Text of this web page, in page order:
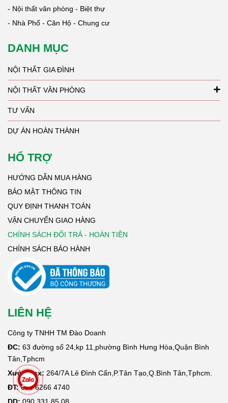
- Nội thất văn phòng - Biệt thự
- Nhà Phố - Căn Hộ - Chung cư
DANH MỤC
NỘI THẤT GIA ĐÌNH
NỘI THẤT VĂN PHÒNG
TƯ VẤN
DỰ ÁN HOÀN THÀNH
HỔ TRỢ
HƯỚNG DẪN MUA HÀNG
BẢO MẬT THÔNG TIN
QUY ĐỊNH THANH TOÁN
VẬN CHUYỂN GIAO HÀNG
CHÍNH SÁCH ĐỔI TRẢ - HOÀN TIỀN
CHÍNH SÁCH BẢO HÀNH
LIÊN HỆ
Công ty TNHH TM Đào Doanh
ĐC: 63 đường số 24,kp 11,phường Bình Hưng Hòa,Quận Bình
Tân,Tphcm
Xưởng sx: 264/7A Lê Đình Cẩn,P.Tân Tạo,Q.Bình Tân,Tphcm.
ĐT:028 6266 4740
DD: 090 331 85 08